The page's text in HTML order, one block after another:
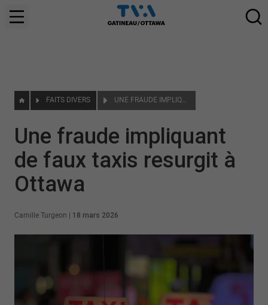
FAITS DIVERS UNE FRAUDE IMPLIQUANT DE FAUX TAXIS RESURGIT À OTTAWA
Une fraude impliquant
de faux taxis resurgit à
Ottawa
Camille Turgeon 18 mars 2026